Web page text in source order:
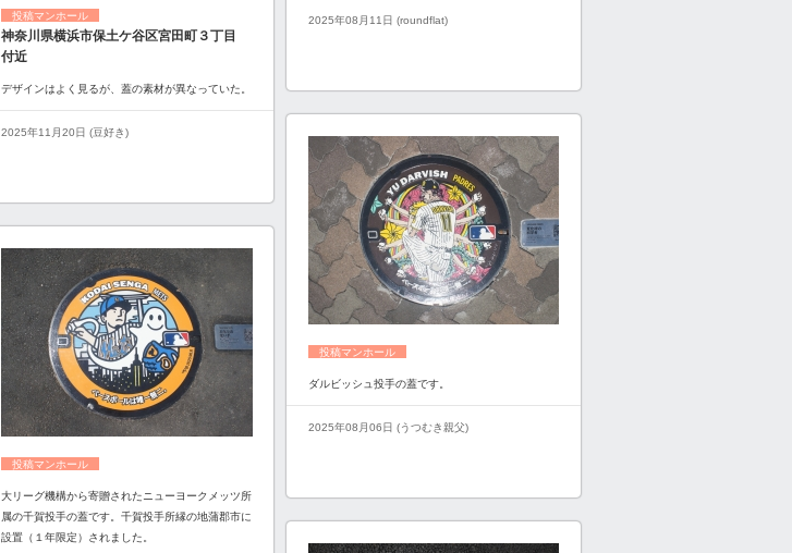
投稿マンホール
神奈川県横浜市保土ケ谷区宮田町３丁目
付近
デザインはよく見るが、蓋の素材が異なっていた。
2025年11月20日 (豆好き)
2025年08月11日 (roundflat)
投稿マンホール
ダルビッシュ投手の蓋です。
2025年08月06日 (うつむき親父)
投稿マンホール
大リーグ機構から寄贈されたニューヨークメッツ所
属の千賀投手の蓋です。千賀投手所縁の地蒲郡市に
設置（１年限定）されました。